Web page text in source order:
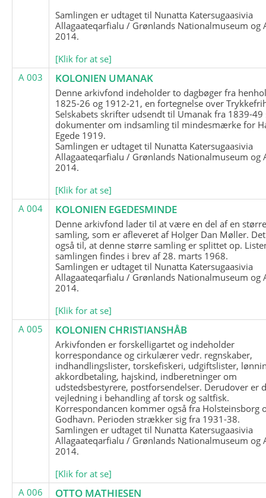
Samlingen er udtaget til Nunatta Katersugaasivia
Allagaateqarfialu / Grønlands Nationalmuseum og
2014.
[Klik for at se]
A 003
KOLONIEN UMANAK
Denne arkivfond indeholder to dagbøger fra
1825-26 og 1912-21, en fortegnelse over
Selskabets skrifter udsendt til Umanak fra 1839-49
dokumenter om indsamling til mindesmærke for
Egede 1919.
Samlingen er udtaget til Nunatta Katersugaasivia
Allagaateqarfialu / Grønlands Nationalmuseum og
2014.
[Klik for at se]
A 004
KOLONIEN EGEDESMINDE
Denne arkivfond lader til at være en del af en
samling, som er afleveret af Holger Dan Møller.
også til, at denne større samling er splittet op.
samlingen findes i brev af 28. marts 1968.
Samlingen er udtaget til Nunatta Katersugaasivia
Allagaateqarfialu / Grønlands Nationalmuseum og
2014.
[Klik for at se]
A 005
KOLONIEN CHRISTIANSHÅB
Arkivfonden er forskelligartet og indeholder
korrespondance og cirkulærer vedr. regnskaber,
indhandlingslister, torskefiskeri, udgiftslister,
akkordbetaling, hajskind, indberetninger om
udstedsbestyrere, postforsendelser. Derudover er
vejledning i behandling af torsk og saltfisk.
Korrespondancen kommer også fra Holsteinsborg
Godhavn. Perioden strækker sig fra 1931-38.
Samlingen er udtaget til Nunatta Katersugaasivia
Allagaateqarfialu / Grønlands Nationalmuseum og
2014.
[Klik for at se]
A 006
OTTO MATHIESEN